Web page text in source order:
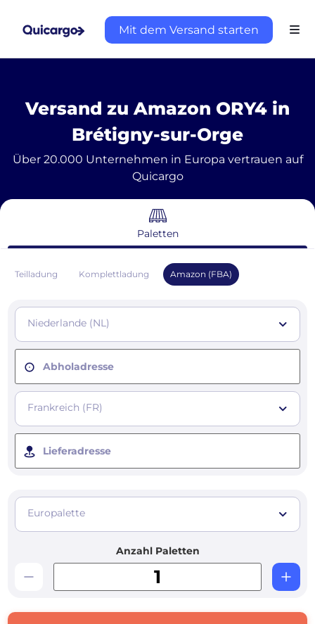
Mit dem Versand starten
Versand zu Amazon ORY4 in
Brétigny-sur-Orge
Über 20.000 Unternehmen in Europa vertrauen auf
Quicargo
Paletten
Teilladung Komplettladung Amazon (FBA)
Niederlande (NL)
Abholadresse
Frankreich (FR)
Lieferadresse
Europalette
Anzahl Paletten